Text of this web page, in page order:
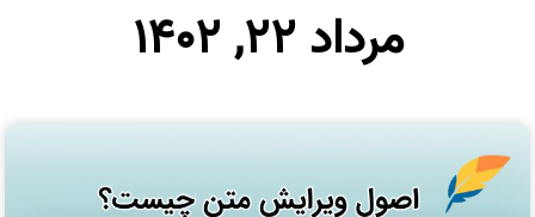
مرداد ۲۲, ۱۴۰۲